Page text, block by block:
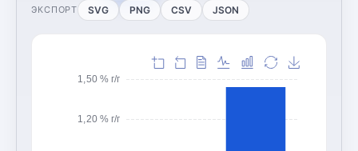
ЭКСПОРТ SVG PNG CSV JSON
1,20 % г/г
1,50 % г/г